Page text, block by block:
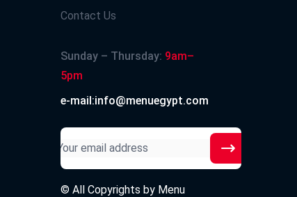
2024-12-13
Contact Us
Sunday – Thursday: 9am–
5pm
e-mail:info@menuegypt.com
© All Copyrights by Menu